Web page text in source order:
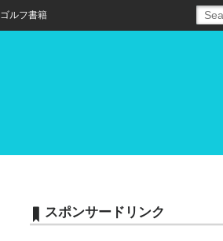
スポンサードリンク
ゴルフ書籍